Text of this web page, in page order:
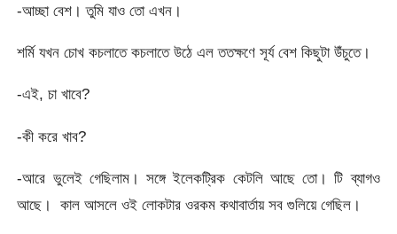
-আচ্ছা বেশ। তুমি যাও তো এখন।
শর্মি যখন চোখ কচলাতে কচলাতে উঠে এল ততক্ষণে সূর্য বেশ কিছুটা উঁচুতে।
-এই, চা খাবে?
-কী করে খাব?
-আরে ভুলেই গেছিলাম। সঙ্গে ইলেকট্রিক কেটলি আছে তো। টি ব্যাগও
আছে। কাল আসলে ওই লোকটার ওরকম কথাবার্তায় সব গুলিয়ে গেছিল।